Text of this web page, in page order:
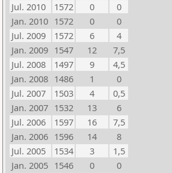
Jul. 2010
1572 0
0
Jan. 2010 1572 0
0
Jul. 2009
1572 6
4
Jan. 2009 1547 12
7,5
Jul. 2008
1497 9
4,5
Jan. 2008 1486 1
0
Jul. 2007
1503 4
0,5
Jan. 2007 1532 13
6
Jul. 2006
1597 16
7,5
Jan. 2006 1596 14
8
Jul. 2005
1534 3
1,5
Jan. 2005 1546 0
0